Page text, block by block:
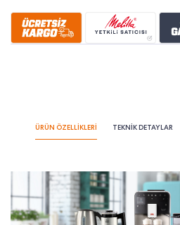
ÜRÜN ÖZELLİKLERİ TEKNİK DETAYLAR